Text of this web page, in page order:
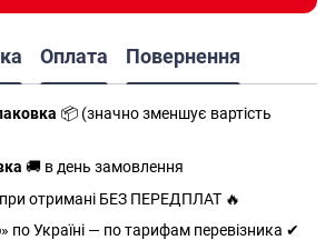
Оплата Повернення
📦 (значно зменшує вартість
🚚 в день замовлення
отримані БЕЗ ПЕРЕДПЛАТ 🔥
Україні — по тарифам перевізника ✔